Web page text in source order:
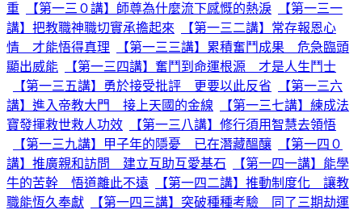
重
【第一三０講】師尊為什麼流下感慨的熱淚
【第一三一
講】把教職神職切實承擔起來
【第一三二講】常存報恩心
情 才能悟得真理
【第一三三講】累積奮鬥成果 危急臨頭
顯出威能
【第一三四講】奮鬥到命運根源 才是人生鬥士
【第一三五講】勇於接受批評 更要以此反省
【第一三六
講】進入帝教大門 接上天國的金線
【第一三七講】練成法
寶發揮救世救人功效
【第一三八講】修行須用智慧去領悟
【第一三九講】甲子年的隱憂 已在潛藏醞釀
【第一四０
講】推廣親和訪問 建立互助互愛基石
【第一四一講】能學
牛的苦幹 悟道離此不遠
【第一四二講】推動制度化 讓教
職能恆久奉獻
【第一四三講】突破種種考驗 同了三期劫運